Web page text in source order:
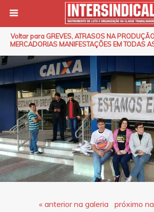
Voltar para GREVES, ATRASOS NA
MERCADORIAS MANIFESTAÇÕES EM TODAS
« anterior na galeria próximo